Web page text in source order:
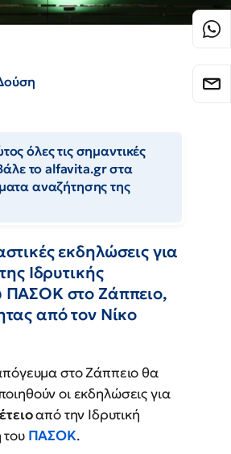
όλες τις σημαντικές
το alfavita.gr στα
αναζήτησης της
εκδηλώσεις για
Ιδρυτικής
ΠΑΣΟΚ στο Ζάππειο,
από τον Νίκο
στο Ζάππειο θα
οι εκδηλώσεις για
από την Ιδρυτική
ΠΑΣΟΚ.